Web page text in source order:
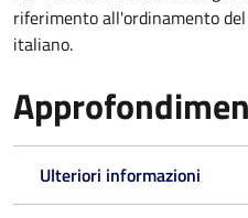
riferimento all'ordinamento
italiano.
Ulteriori informazioni